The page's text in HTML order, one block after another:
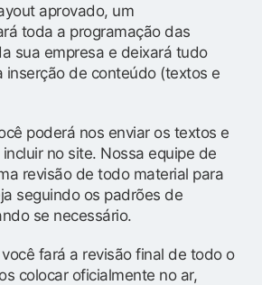
aprovado, um
toda a programação das
sua empresa e deixará tudo
inserção de conteúdo (textos e
poderá nos enviar os textos e
no site. Nossa equipe de
revisão de todo material para
seguindo os padrões de
se necessário.
fará a revisão final de todo o
colocar oficialmente no ar,